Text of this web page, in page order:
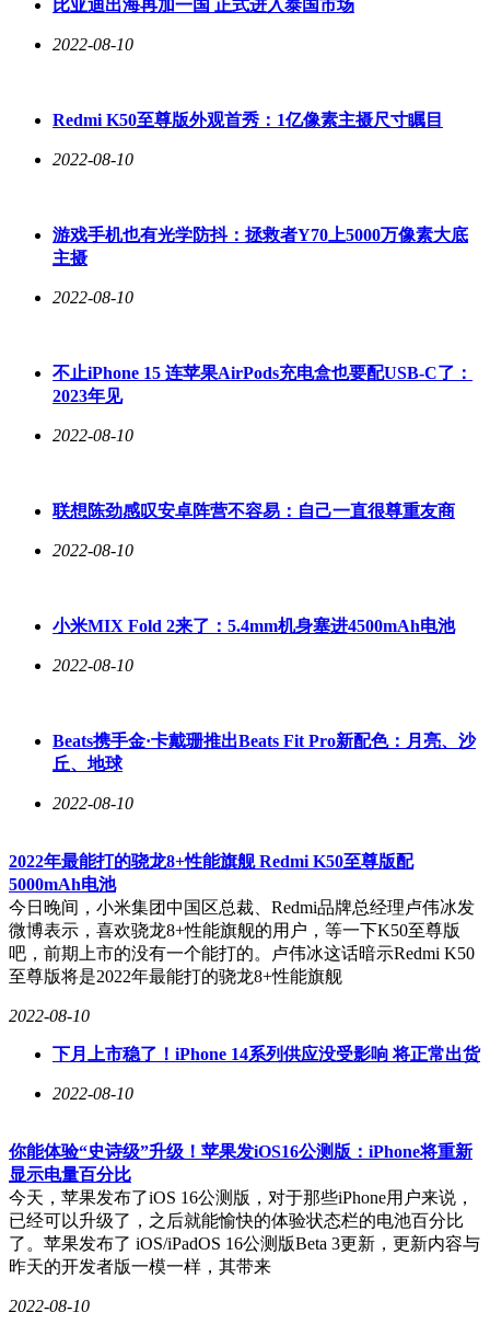
比亚迪出海再加一国 正式进入泰国市场
2022-08-10
Redmi K50至尊版外观首秀：1亿像素主摄尺寸瞩目
2022-08-10
游戏手机也有光学防抖：拯救者Y70上5000万像素大底
主摄
2022-08-10
不止iPhone 15 连苹果AirPods充电盒也要配USB-C了：
2023年见
2022-08-10
联想陈劲感叹安卓阵营不容易：自己一直很尊重友商
2022-08-10
小米MIX Fold 2来了：5.4mm机身塞进4500mAh电池
2022-08-10
Beats携手金·卡戴珊推出Beats Fit Pro新配色：月亮、沙
丘、地球
2022-08-10
2022年最能打的骁龙8+性能旗舰 Redmi K50至尊版配
5000mAh电池
今日晚间，小米集团中国区总裁、Redmi品牌总经理卢伟冰发
微博表示，喜欢骁龙8+性能旗舰的用户，等一下K50至尊版
吧，前期上市的没有一个能打的。卢伟冰这话暗示Redmi K50
至尊版将是2022年最能打的骁龙8+性能旗舰
2022-08-10
下月上市稳了！iPhone 14系列供应没受影响 将正常出货
2022-08-10
你能体验“史诗级”升级！苹果发iOS16公测版：iPhone将重新
显示电量百分比
今天，苹果发布了iOS 16公测版，对于那些iPhone用户来说，
已经可以升级了，之后就能愉快的体验状态栏的电池百分比
了。苹果发布了 iOS/iPadOS 16公测版Beta 3更新，更新内容与
昨天的开发者版一模一样，其带来
2022-08-10